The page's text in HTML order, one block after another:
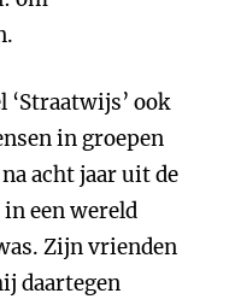
‘Straatwijs’ ook
in groepen
acht jaar uit de
een wereld
Zijn vrienden
daartegen